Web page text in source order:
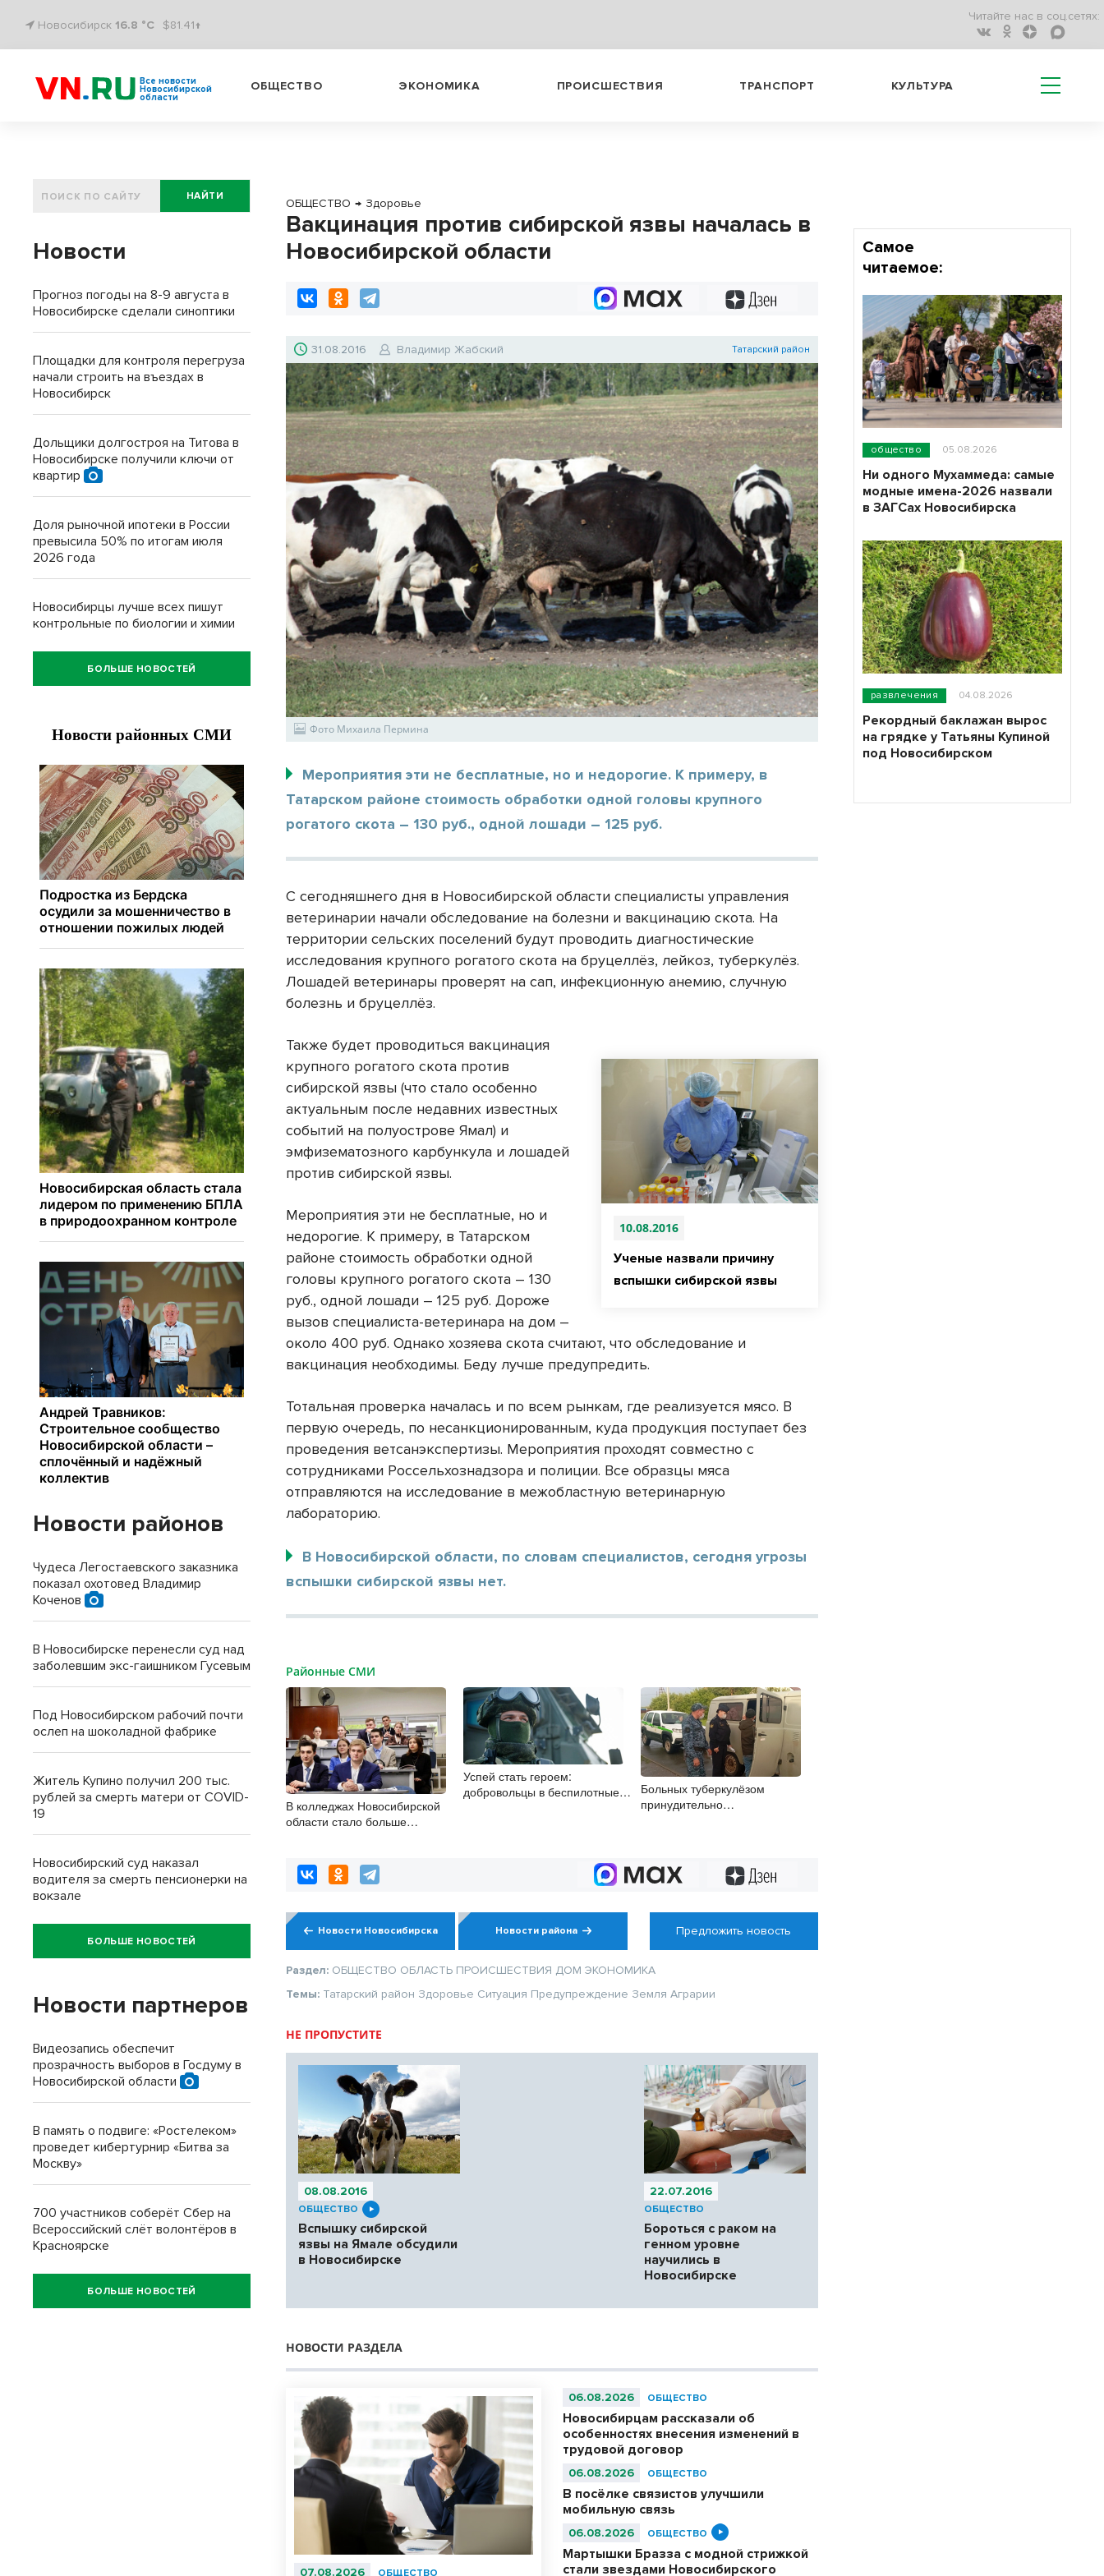
Новосибирск 16.8 °C $81.41↑
Читайте нас в соц.сетях:
Все новости
Новосибирской
области
ОБЩЕСТВО ЭКОНОМИКА ПРОИСШЕСТВИЯ ТРАНСПОРТ КУЛЬТУРА
ОБЩЕСТВО → Здоровье
Вакцинация против сибирской язвы началась в
Новосибирской области
31.08.2016 Владимир Жабский Татарский район
Фото Михаила Пермина
Мероприятия эти не бесплатные, но и недорогие. К примеру, в
Татарском районе стоимость обработки одной головы крупного
рогатого скота – 130 руб., одной лошади – 125 руб.
С сегодняшнего дня в Новосибирской области специалисты управления
ветеринарии начали обследование на болезни и вакцинацию скота. На
территории сельских поселений будут проводить диагностические
исследования крупного рогатого скота на бруцеллёз, лейкоз, туберкулёз.
Лошадей ветеринары проверят на сап, инфекционную анемию, случную
болезнь и бруцеллёз.
10.08.2016
Ученые назвали причину
вспышки сибирской язвы
Также будет проводиться вакцинация
крупного рогатого скота против
сибирской язвы (что стало особенно
актуальным после недавних известных
событий на полуострове Ямал) и
эмфизематозного карбункула и лошадей
против сибирской язвы.
Мероприятия эти не бесплатные, но и
недорогие. К примеру, в Татарском
районе стоимость обработки одной
головы крупного рогатого скота – 130
руб., одной лошади – 125 руб. Дороже
вызов специалиста-ветеринара на дом –
около 400 руб. Однако хозяева скота считают, что обследование и
вакцинация необходимы. Беду лучше предупредить.
Тотальная проверка началась и по всем рынкам, где реализуется мясо. В
первую очередь, по несанкционированным, куда продукция поступает без
проведения ветсанэкспертизы. Мероприятия проходят совместно с
сотрудниками Россельхознадзора и полиции. Все образцы мяса
отправляются на исследование в межобластную ветеринарную
лабораторию.
В Новосибирской области, по словам специалистов, сегодня угрозы
вспышки сибирской язвы нет.
Районные СМИ
В колледжах Новосибирской
области стало больше
Успей стать героем:
добровольцы в беспилотные
Больных туберкулёзом
принудительно
Новости Новосибирска Новости района Предложить новость
Раздел: ОБЩЕСТВО ОБЛАСТЬ ПРОИСШЕСТВИЯ ДОМ ЭКОНОМИКА
Темы: Татарский район Здоровье Ситуация Предупреждение Земля Аграрии
НЕ ПРОПУСТИТЕ
08.08.2016
ОБЩЕСТВО
Вспышку сибирской
язвы на Ямале обсудили
в Новосибирске
22.07.2016
ОБЩЕСТВО
Бороться с раком на
генном уровне
научились в
Новосибирске
НОВОСТИ РАЗДЕЛА
07.08.2026 ОБЩЕСТВО
06.08.2026 ОБЩЕСТВО
Новосибирцам рассказали об
особенностях внесения изменений в
трудовой договор
06.08.2026 ОБЩЕСТВО
В посёлке связистов улучшили
мобильную связь
06.08.2026 ОБЩЕСТВО
Мартышки Бразза с модной стрижкой
стали звездами Новосибирского
НАЙТИ
Новости
Прогноз погоды на 8-9 августа в
Новосибирске сделали синоптики
Площадки для контроля перегруза
начали строить на въездах в
Новосибирск
Дольщики долгостроя на Титова в
Новосибирске получили ключи от
квартир
Доля рыночной ипотеки в России
превысила 50% по итогам июля
2026 года
Новосибирцы лучше всех пишут
контрольные по биологии и химии
БОЛЬШЕ НОВОСТЕЙ
Новости районов
Чудеса Легостаевского заказника
показал охотовед Владимир
Коченов
В Новосибирске перенесли суд над
заболевшим экс-гаишником Гусевым
Под Новосибирском рабочий почти
ослеп на шоколадной фабрике
Житель Купино получил 200 тыс.
рублей за смерть матери от COVID-
19
Новосибирский суд наказал
водителя за смерть пенсионерки на
вокзале
БОЛЬШЕ НОВОСТЕЙ
Новости партнеров
Видеозапись обеспечит
прозрачность выборов в Госдуму в
Новосибирской области
В память о подвиге: «Ростелеком»
проведет кибертурнир «Битва за
Москву»
700 участников соберёт Сбер на
Всероссийский слёт волонтёров в
Красноярске
БОЛЬШЕ НОВОСТЕЙ
Самое
читаемое:
общество 05.08.2026
Ни одного Мухаммеда: самые
модные имена-2026 назвали
в ЗАГСах Новосибирска
развлечения 04.08.2026
Рекордный баклажан вырос
на грядке у Татьяны Купиной
под Новосибирском